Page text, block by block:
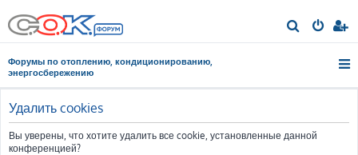
о
Форумы по отоплению, кондиционированию,
энергосбережению
Удалить cookies
Вы уверены, что хотите удалить все cookie, установленные данной
конференцией?